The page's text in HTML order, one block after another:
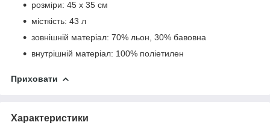
розміри: 45 x 35 см
місткість: 43 л
зовнішній матеріал: 70% льон, 30% бавовна
внутрішній матеріал: 100% поліетилен
Приховати
Характеристики